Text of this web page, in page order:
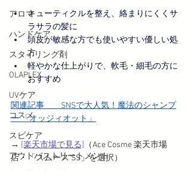
アロマ
ハンドケア
スタイリング剤
OLAPLEX
UVケア
コスメ
スピケア
アウトバストリートメント
キューティクルを整え、絡まりにくくサ
ラサラの髪に
頭皮が敏感な方でも使いやすい優しい処
方
軽やかな仕上がりで、軟毛・細毛の方に
おすすめ
関連記事 SNSで大人気！魔法のシャンプ
ー 「オッジィオット」
→ [楽天市場で見る]
（Ace Cosme 楽天市場
店・「スムース SS」を選択）